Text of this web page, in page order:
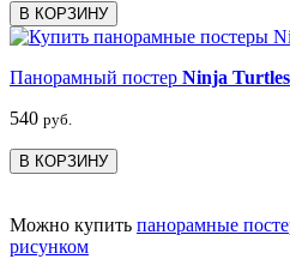
В КОРЗИНУ
Панорамный постер Ninja Turtles
540 руб.
В КОРЗИНУ
Можно купить панорамные
рисунком